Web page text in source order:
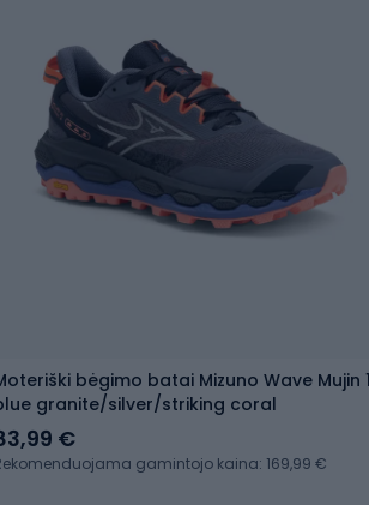
bėgimo batai Mizuno Wave Mujin
granite/silver/striking coral
€
gamintojo kaina: 169,99 €